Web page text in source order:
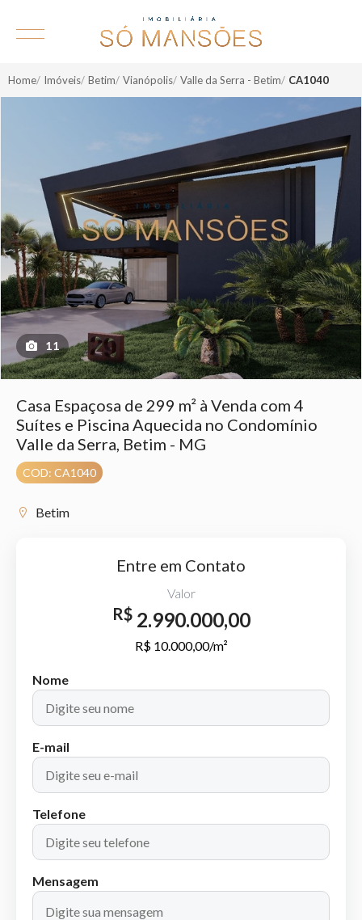
Home Imóveis Betim Vianópolis Valle da Serra - Betim CA1040
11
Casa Espaçosa de 299 m² à Venda com 4
Suítes e Piscina Aquecida no Condomínio
Valle da Serra, Betim - MG
COD: CA1040
Betim
Entre em Contato
Valor
R$2.990.000,00
R$ 10.000,00/m²
Nome
E-mail
Telefone
Mensagem